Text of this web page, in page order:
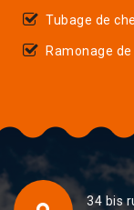
Tubage de
Ramonage
34 bis